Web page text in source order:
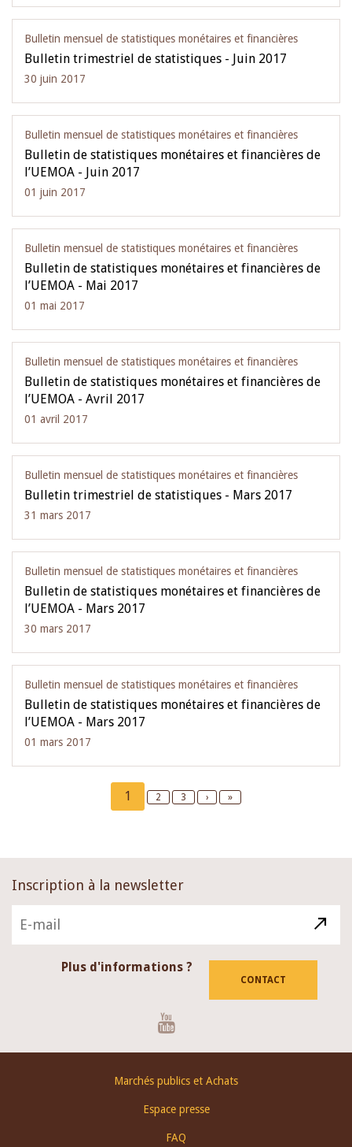
Bulletin mensuel de statistiques monétaires et financières
Bulletin trimestriel de statistiques - Juin 2017
30 juin 2017
Bulletin mensuel de statistiques monétaires et financières
Bulletin de statistiques monétaires et financières de
l’UEMOA - Juin 2017
01 juin 2017
Bulletin mensuel de statistiques monétaires et financières
Bulletin de statistiques monétaires et financières de
l’UEMOA - Mai 2017
01 mai 2017
Bulletin mensuel de statistiques monétaires et financières
Bulletin de statistiques monétaires et financières de
l’UEMOA - Avril 2017
01 avril 2017
Bulletin mensuel de statistiques monétaires et financières
Bulletin trimestriel de statistiques - Mars 2017
31 mars 2017
Bulletin mensuel de statistiques monétaires et financières
Bulletin de statistiques monétaires et financières de
l’UEMOA - Mars 2017
30 mars 2017
Bulletin mensuel de statistiques monétaires et financières
Bulletin de statistiques monétaires et financières de
l’UEMOA - Mars 2017
01 mars 2017
Current
page
1 Page
2 Page
3
Next
›
Last
»
Inscription à la newsletter
Plus d'informations ?
CONTACT
Marchés publics et Achats
Espace presse
FAQ